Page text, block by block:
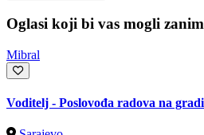
Oglasi koji bi vas mogli
Mibral
Voditelj - Poslovođa radova na